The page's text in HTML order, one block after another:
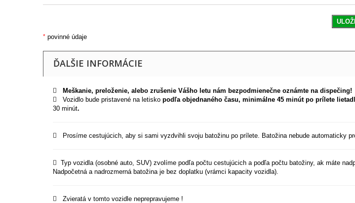
* povinné údaje
ĎALŠIE INFORMÁCIE
Meškanie, preloženie, alebo zrušenie Vášho letu nám bezpodmienečne oznámte na dispečing!
Vozidlo bude pristavené na letisko podľa objednaného času, minimálne 45 minút po prílete
30 minút.
Prosíme cestujúcich, aby si sami vyzdvihli svoju batožinu po prílete. Batožina nebude automaticky
Typ vozidla (osobné auto, SUV) zvolíme podľa počtu cestujúcich a podľa počtu batožiny, ak máte
Nadpočetná a nadrozmerná batožina je bez doplatku (vrámci kapacity vozidla).
Zvieratá v tomto vozidle neprepravujeme !